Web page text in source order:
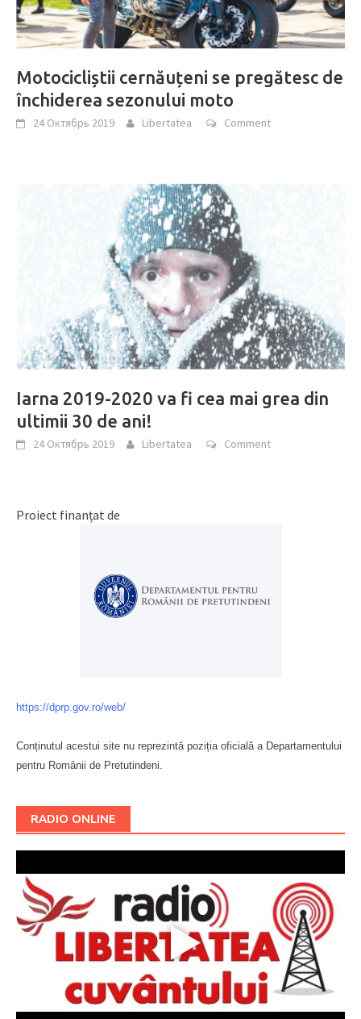
Motocicliștii cernăuțeni se pregătesc de
închiderea sezonului moto
24 Октябрь 2019 Libertatea Comment
Iarna 2019-2020 va fi cea mai grea din
ultimii 30 de ani!
24 Октябрь 2019 Libertatea Comment
Proiect finanțat de
https://dprp.gov.ro/web/
Conținutul acestui site nu reprezintă poziția oficială a Departamentului
pentru Românii de Pretutindeni.
RADIO ONLINE